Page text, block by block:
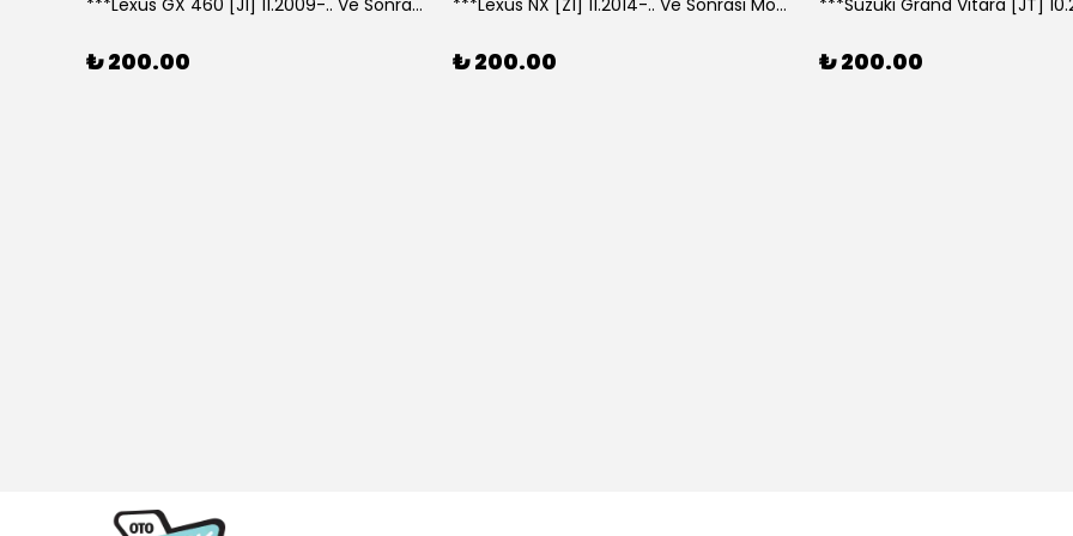
***Lexus GX 460 [J1] 11.2009-.. Ve Sonrası Model Yılları İçin Uyumlu Yeo Arka Silecek
₺ 200.00
***Lexus NX [Z1] 11.2014-.. Ve Sonrası Model Yılları İçin Uyumlu Yeo Arka Silecek
₺ 200.00 ₺ 200.00